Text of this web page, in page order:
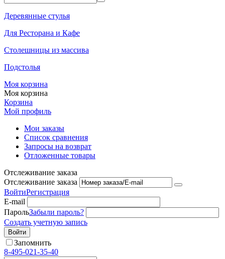
Деревянные стулья
Для Ресторана и Кафе
Столешницы из массива
Подстолья
Моя корзина
Моя корзина
Корзина
Мой профиль
Мои заказы
Список сравнения
Запросы на возврат
Отложенные товары
Отслеживание заказа
Отслеживание заказа
ВойтиРегистрация
E-mail
ПарольЗабыли пароль?
Создать учетную запись
Войти
Запомнить
8-495-021-35-40